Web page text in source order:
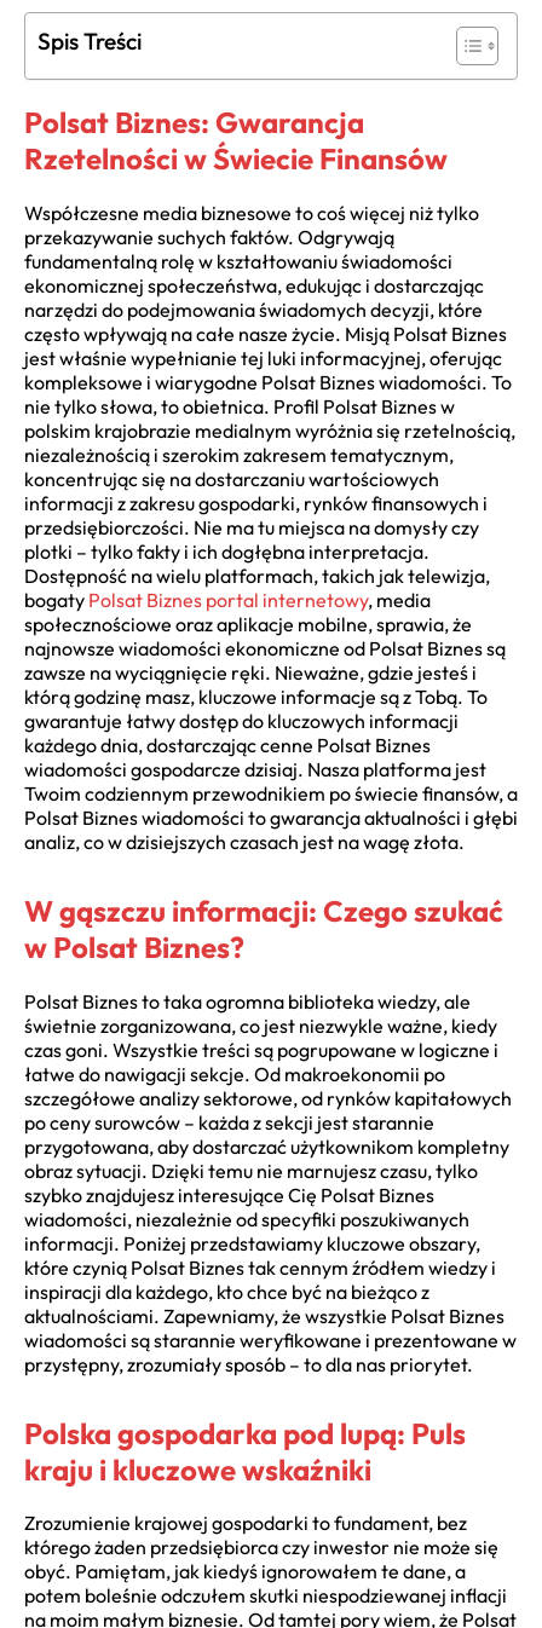
Spis Treści
Polsat Biznes: Gwarancja
Rzetelności w Świecie Finansów
Współczesne media biznesowe to coś więcej niż tylko
przekazywanie suchych faktów. Odgrywają
fundamentalną rolę w kształtowaniu świadomości
ekonomicznej społeczeństwa, edukując i dostarczając
narzędzi do podejmowania świadomych decyzji, które
często wpływają na całe nasze życie. Misją Polsat Biznes
jest właśnie wypełnianie tej luki informacyjnej, oferując
kompleksowe i wiarygodne Polsat Biznes wiadomości. To
nie tylko słowa, to obietnica. Profil Polsat Biznes w
polskim krajobrazie medialnym wyróżnia się rzetelnością,
niezależnością i szerokim zakresem tematycznym,
koncentrując się na dostarczaniu wartościowych
informacji z zakresu gospodarki, rynków finansowych i
przedsiębiorczości. Nie ma tu miejsca na domysły czy
plotki – tylko fakty i ich dogłębna interpretacja.
Dostępność na wielu platformach, takich jak telewizja,
bogaty Polsat Biznes portal internetowy, media
społecznościowe oraz aplikacje mobilne, sprawia, że
najnowsze wiadomości ekonomiczne od Polsat Biznes są
zawsze na wyciągnięcie ręki. Nieważne, gdzie jesteś i
którą godzinę masz, kluczowe informacje są z Tobą. To
gwarantuje łatwy dostęp do kluczowych informacji
każdego dnia, dostarczając cenne Polsat Biznes
wiadomości gospodarcze dzisiaj. Nasza platforma jest
Twoim codziennym przewodnikiem po świecie finansów, a
Polsat Biznes wiadomości to gwarancja aktualności i głębi
analiz, co w dzisiejszych czasach jest na wagę złota.
W gąszczu informacji: Czego szukać
w Polsat Biznes?
Polsat Biznes to taka ogromna biblioteka wiedzy, ale
świetnie zorganizowana, co jest niezwykle ważne, kiedy
czas goni. Wszystkie treści są pogrupowane w logiczne i
łatwe do nawigacji sekcje. Od makroekonomii po
szczegółowe analizy sektorowe, od rynków kapitałowych
po ceny surowców – każda z sekcji jest starannie
przygotowana, aby dostarczać użytkownikom kompletny
obraz sytuacji. Dzięki temu nie marnujesz czasu, tylko
szybko znajdujesz interesujące Cię Polsat Biznes
wiadomości, niezależnie od specyfiki poszukiwanych
informacji. Poniżej przedstawiamy kluczowe obszary,
które czynią Polsat Biznes tak cennym źródłem wiedzy i
inspiracji dla każdego, kto chce być na bieżąco z
aktualnościami. Zapewniamy, że wszystkie Polsat Biznes
wiadomości są starannie weryfikowane i prezentowane w
przystępny, zrozumiały sposób – to dla nas priorytet.
Polska gospodarka pod lupą: Puls
kraju i kluczowe wskaźniki
Zrozumienie krajowej gospodarki to fundament, bez
którego żaden przedsiębiorca czy inwestor nie może się
obyć. Pamiętam, jak kiedyś ignorowałem te dane, a
potem boleśnie odczułem skutki niespodziewanej inflacji
na moim małym biznesie. Od tamtej pory wiem, że Polsat